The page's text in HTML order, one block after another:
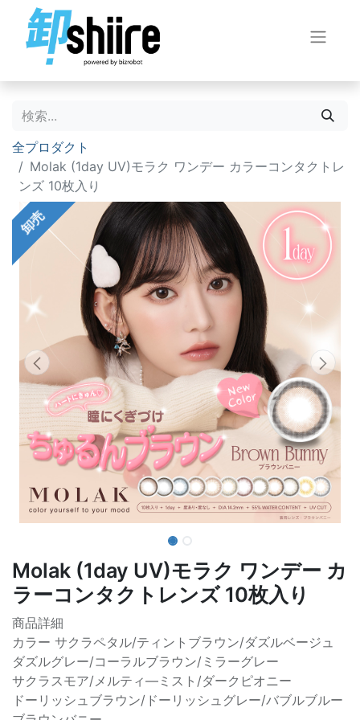
全プロダクト
Molak (1day UV)モラク ワンデー カラーコンタクトレ
ンズ 10枚入り
卸売
Molak (1day UV)モラク ワンデー カ
ラーコンタクトレンズ 10枚入り
商品詳細
カラー サクラペタル/ティントブラウン/ダズルベージュ
ダズルグレー/コーラルブラウン/ミラーグレー
サクラスモア/メルティ―ミスト/ダークピオニー
ドーリッシュブラウン/ドーリッシュグレー/バブルブルー